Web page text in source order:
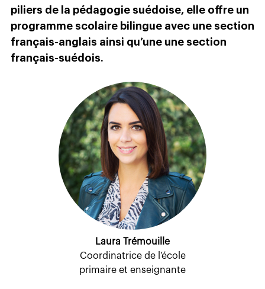
piliers de la pédagogie suédoise, elle offre un
programme scolaire bilingue avec une section
français-anglais ainsi qu’une une section
français-suédois.
Laura Trémouille
Coordinatrice de l’école
primaire et enseignante